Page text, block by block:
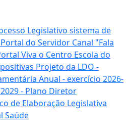
Legislativo sistema de
Portal do Servidor Canal "Fala
Viva o Centro Escola do
Projeto da LDO -
Anual - exercício 2026-
- Plano Diretor
de Elaboração Legislativa
Saúde